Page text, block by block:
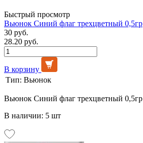
Быстрый просмотр
Вьюнок Синий флаг трехцветный 0,5гр
30 руб.
28.20 руб.
В корзину
Тип: Вьюнок
Вьюнок Синий флаг трехцветный 0,5гр
В наличии: 5 шт